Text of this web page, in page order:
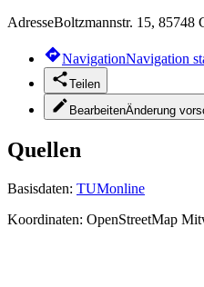
AdresseBoltzmannstr. 15, 85748
NavigationNavigation
Teilen
BearbeitenÄnderung
Quellen
Basisdaten: TUMonline
Koordinaten: OpenStreetMap